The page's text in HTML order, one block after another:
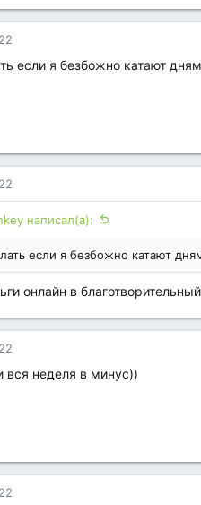
если я безбожно катают
написал(а):
если я безбожно катают
онлайн в
вся неделя в минус))